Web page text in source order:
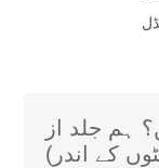
ہم جلد از